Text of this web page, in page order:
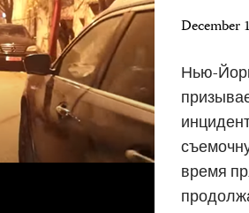
December
Нью-
время